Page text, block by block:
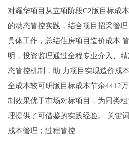
对耀华项目从立项阶段C2版目标成
的动态管控实践，结合项目招采管
具体工作，总结住房项目造价成本
明，投资监理通过全程专业介入、
态管控机制，助 力项目实现造价成
全成本较可研版目标成本节余4412
制效果优于市场对标项目，为同类
理提供了可借鉴的实践经验。 关键
成本管理；过程管控